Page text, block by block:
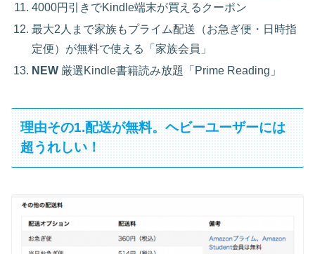
4000円引きでKindle端末が買えるクーポン
最大2人まで家族もプライム配送（お急ぎ便・日時指
定便）が無料で使える「家族会員」
NEW 厳選Kindle書籍読み放題「Prime Reading」
理由その1.配送が無料。ヘビーユーザーには
超うれしい！